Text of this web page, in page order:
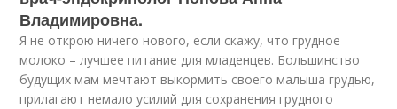
Владимировна.
Я не открою ничего нового, если скажу, что грудное
молоко – лучшее питание для младенцев. Большинство
будущих мам мечтают выкормить своего малыша грудью,
прилагают немало усилий для сохранения грудного